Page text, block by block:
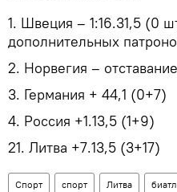
1. Швеция – 1:16.31,5 (0
дополнительных
2. Норвегия –
3. Германия + 44,1 (0+7)
4. Россия +1.13,5 (1+9)
21. Литва +7.13,5 (3+17)
Спорт спорт Литва